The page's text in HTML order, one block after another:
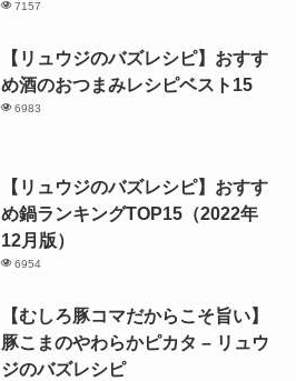
7157
【リュウジのバズレシピ】おすす
め酒のおつまみレシピベスト15
6983
【リュウジのバズレシピ】おすす
め鍋ランキングTOP15（2022年
12月版）
6954
【むしろ豚コマだからこそ旨い】
豚こまのやわらかピカタ – リュウ
ジのバズレシピ